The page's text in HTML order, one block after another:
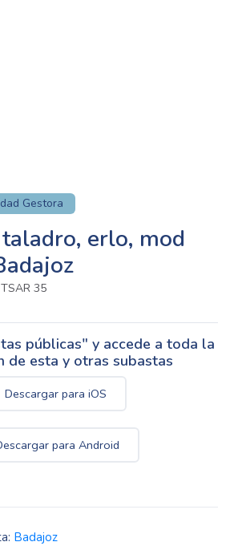
Gestora
erlo, mod
35
públicas" y accede a toda la
de esta y otras subastas
Descargar para iOS
para Android
Badajoz